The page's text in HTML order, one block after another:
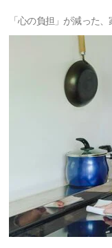
「心の負担」が減った